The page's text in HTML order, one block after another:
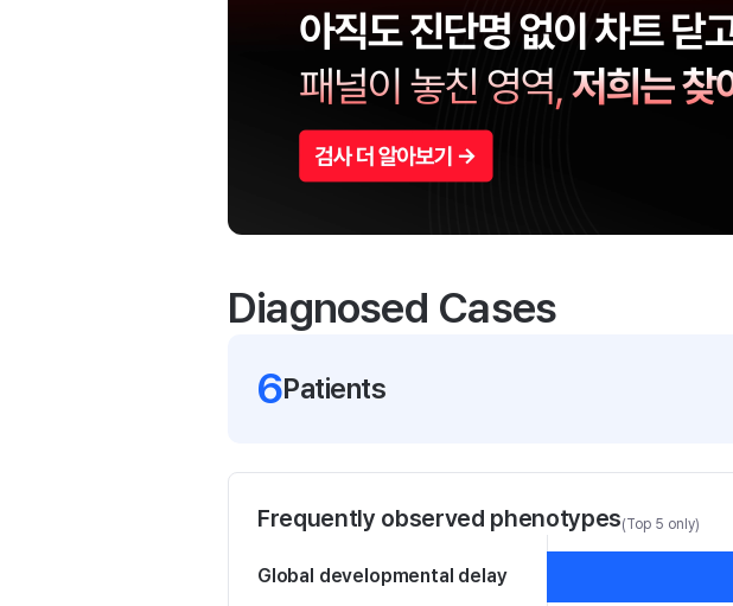
Diagnosed Cases
6Patients
Frequently observed phenotypes(Top 5 only)
Global developmental delay